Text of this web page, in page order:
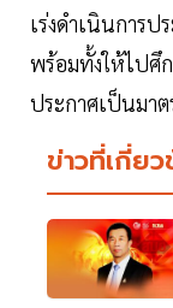
เร่งดำเนินการป
พร้อมทั้งให้ไปศึ
ประกาศเป็นมา
ข่าวที่เกี่ย